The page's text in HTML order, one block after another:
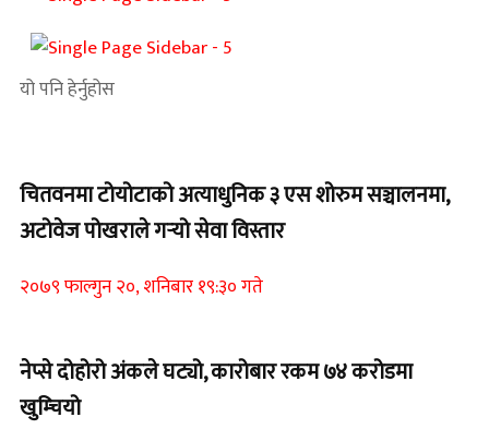
यो पनि हेर्नुहोस
चितवनमा टोयोटाको अत्याधुनिक ३ एस शोरुम सञ्चालनमा,
अटोवेज पोखराले गर्‍यो सेवा विस्तार
२०७९ फाल्गुन २०, शनिबार १९:३० गते
नेप्से दोहोरो अंकले घट्यो, कारोबार रकम ७४ करोडमा
खुम्चियो